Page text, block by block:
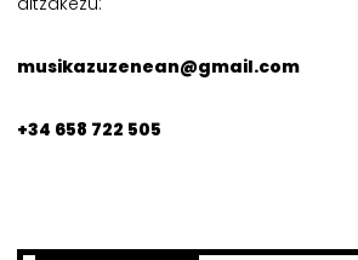
musikazuzenean@gmail.com
+34 658 722 505